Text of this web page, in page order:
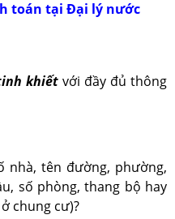
toán tại Đại lý nước
khiết với đầy đủ thông
nhà, tên đường, phường,
số phòng, thang bộ hay
ở chung cư)?